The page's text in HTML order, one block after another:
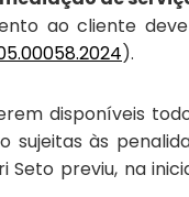
ao cliente
).
disponíveis
sujeitas às
previu, na